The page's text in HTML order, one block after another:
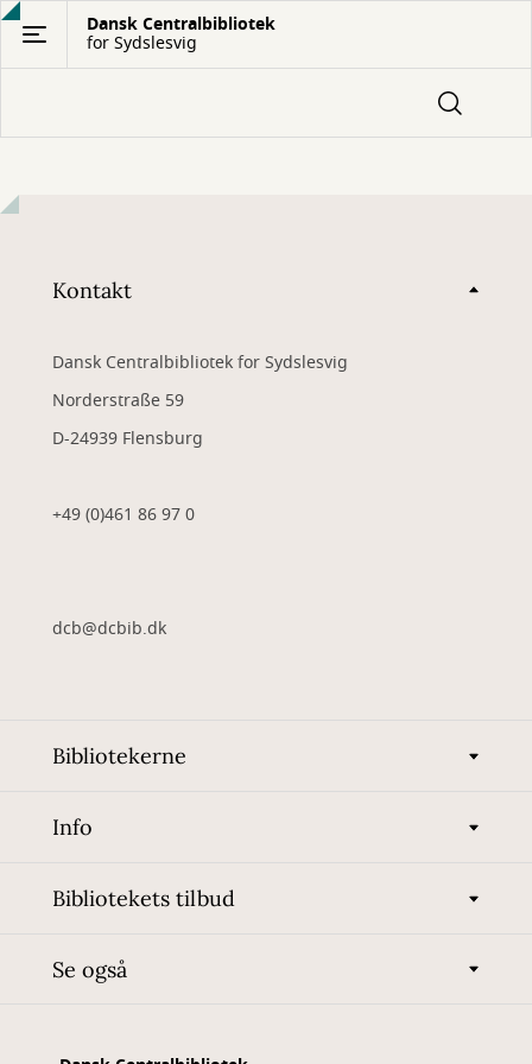
Gå
hovedindhold
Dansk Centralbibliotek
for Sydslesvig
Kontakt
Dansk Centralbibliotek for Sydslesvig
Norderstraße 59
D-24939 Flensburg
+49 (0)461 86 97 0
dcb@dcbib.dk
Bibliotekerne
Info
Bibliotekets tilbud
Se også